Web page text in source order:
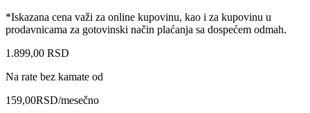
*Iskazana cena važi za online kupovinu, kao i za kupovinu u
prodavnicama za gotovinski način plaćanja sa dospećem odmah.
1.899,00 RSD
Na rate bez kamate od
159,00RSD/mesečno